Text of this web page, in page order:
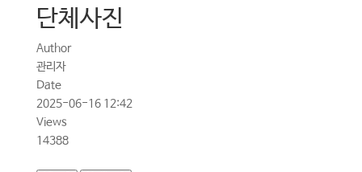
단체사진
Author
관리자
Date
2025-06-16 12:42
Views
14388